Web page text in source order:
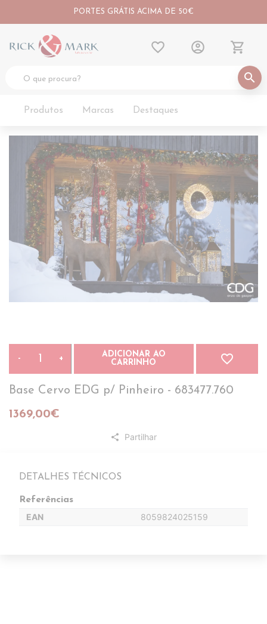
PORTES GRÁTIS ACIMA DE 50€
search
favorite_border account_circle shopping_cart
Produtos Marcas Destaques
- +
ADICIONAR AO
CARRINHO
favorite_border
Base Cervo EDG p/ Pinheiro - 683477.760
1369,00€
share Partilhar
DETALHES TÉCNICOS
Referências
EAN 8059824025159